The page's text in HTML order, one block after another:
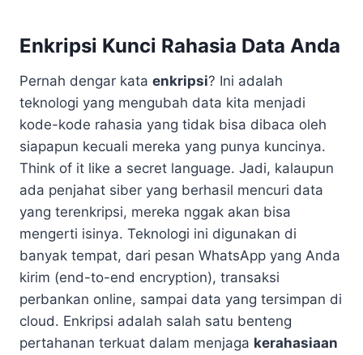
Enkripsi Kunci Rahasia Data Anda
Pernah dengar kata enkripsi? Ini adalah
teknologi yang mengubah data kita menjadi
kode-kode rahasia yang tidak bisa dibaca oleh
siapapun kecuali mereka yang punya kuncinya.
Think of it like a secret language. Jadi, kalaupun
ada penjahat siber yang berhasil mencuri data
yang terenkripsi, mereka nggak akan bisa
mengerti isinya. Teknologi ini digunakan di
banyak tempat, dari pesan WhatsApp yang Anda
kirim (end-to-end encryption), transaksi
perbankan online, sampai data yang tersimpan di
cloud. Enkripsi adalah salah satu benteng
pertahanan terkuat dalam menjaga kerahasiaan